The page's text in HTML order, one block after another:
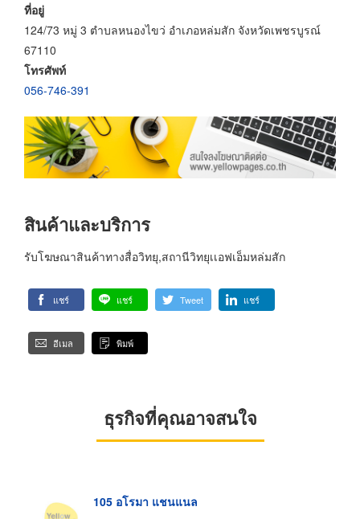
ที่อยู่
124/73 หมู่ 3 ตำบลหนองไขว่ อำเภอหล่มสัก จังหวัดเพชรบูรณ์
67110
โทรศัพท์
056-746-391
สินค้าและบริการ
รับโฆษณาสินค้าทางสื่อวิทยุ,สถานีวิทยุเเอฟเอ็มหล่มสัก
แชร์ แชร์ Tweet แชร์
อีเมล พิมพ์
ธุรกิจที่คุณอาจสนใจ
105 อโรมา แชนแนล